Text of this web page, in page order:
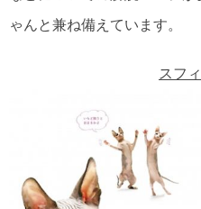
ゃんと兼ね備えています。
スフ